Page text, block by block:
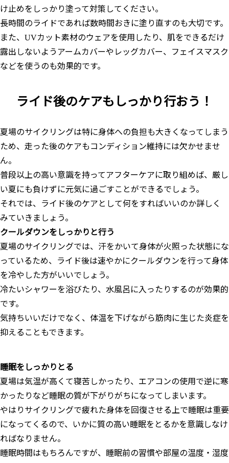
け止めをしっかり塗って対策してください。
長時間のライドであれば数時間おきに塗り直すのも大切です。
また、UVカット素材のウェアを使用したり、肌をできるだけ
露出しないようアームカバーやレッグカバー、フェイスマスク
などを使うのも効果的です。
ライド後のケアもしっかり行おう！
夏場のサイクリングは特に身体への負担も大きくなってしまう
ため、走った後のケアもコンディション維持には欠かせませ
ん。
普段以上の高い意識を持ってアフターケアに取り組めば、厳し
い夏にも負けずに元気に過ごすことができるでしょう。
それでは、ライド後のケアとして何をすればいいのか詳しく
みていきましょう。
クールダウンをしっかりと行う
夏場のサイクリングでは、汗をかいて身体が火照った状態にな
っているため、ライド後は速やかにクールダウンを行って身体
を冷やした方がいいでしょう。
冷たいシャワーを浴びたり、水風呂に入ったりするのが効果的
です。
気持ちいいだけでなく、体温を下げながら筋肉に生じた炎症を
抑えることもできます。
睡眠をしっかりとる
夏場は気温が高くて寝苦しかったり、エアコンの使用で逆に寒
かったりなど睡眠の質が下がりがちになってしまいます。
やはりサイクリングで疲れた身体を回復させる上で睡眠は重要
になってくるので、いかに質の高い睡眠をとるかを意識しなけ
ればなりません。
睡眠時間はもちろんですが、睡眠前の習慣や部屋の温度・湿度